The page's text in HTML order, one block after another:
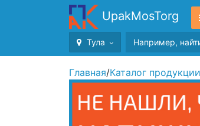
UpakMosTorg
Тула
Главная/Каталог продукции